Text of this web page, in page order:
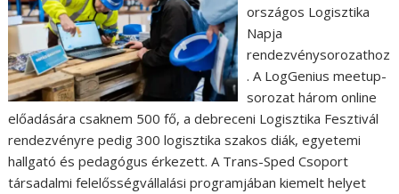
országos Logisztika
Napja
rendezvénysorozathoz
. A LogGenius meetup-
sorozat három online
előadására csaknem 500 fő, a debreceni Logisztika Fesztivál
rendezvényre pedig 300 logisztika szakos diák, egyetemi
hallgató és pedagógus érkezett. A Trans-Sped Csoport
társadalmi felelősségvállalási programjában kiemelt helyet